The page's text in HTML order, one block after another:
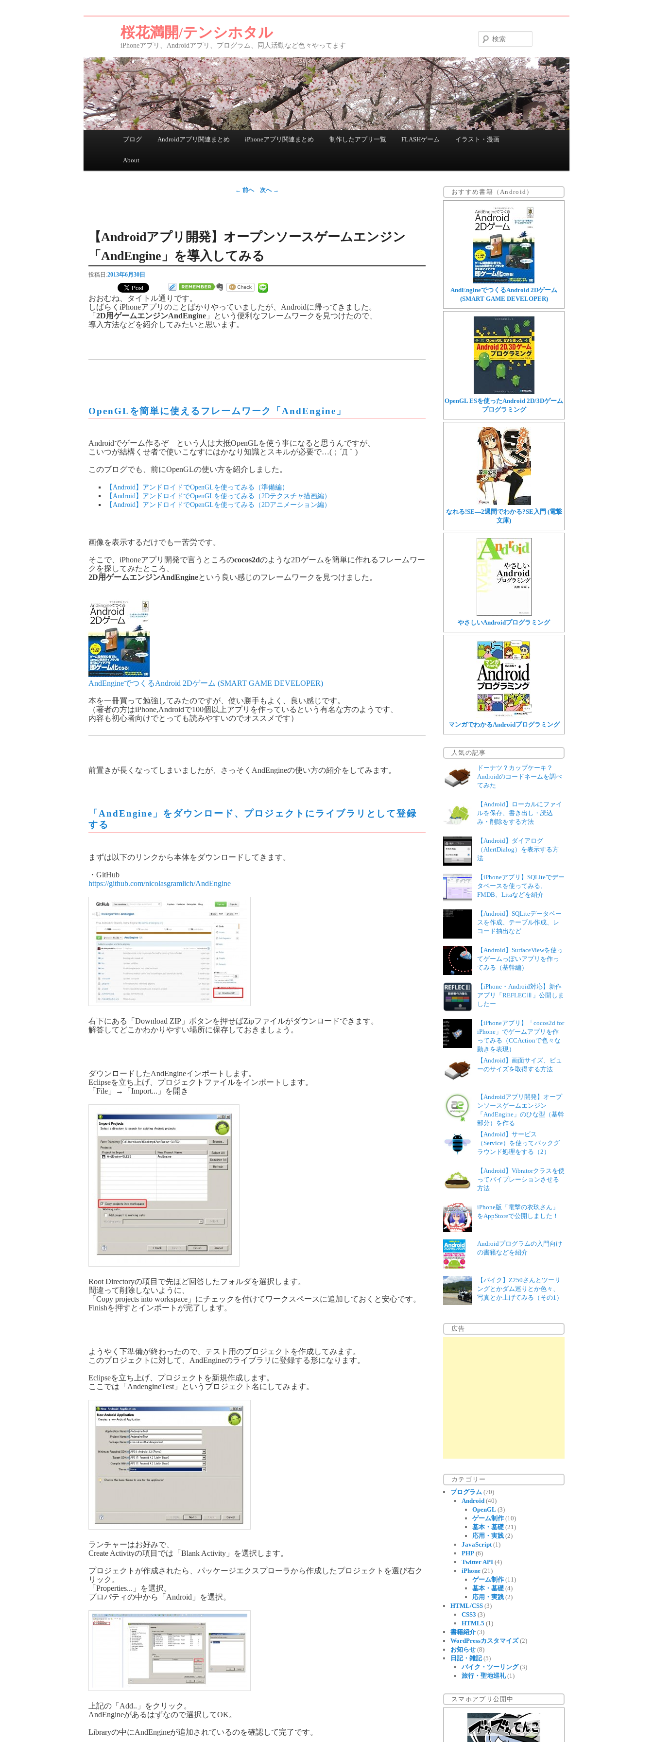
桜花満開/テンシホタル
iPhoneアプリ、Androidアプリ、プログラム、同人活動など色々やってます
メインメニュー
メインコンテンツへ移動
サブコンテンツへ移動
ブログ Androidアプリ関連まとめ iPhoneアプリ関連まとめ 制作したアプリ一覧 FLASHゲーム イラスト・漫画
About
← 前へ 次へ →
【Androidアプリ開発】オープンソースゲームエンジン
「AndEngine」を導入してみる
投稿日:2013年6月30日
おおむね、タイトル通りです。
しばらくiPhoneアプリのことばかりやっていましたが、Androidに帰ってきました。
「 2D用ゲームエンジンAndEngine 」という便利なフレームワークを見つけたので、
導入方法などを紹介してみたいと思います。
OpenGLを簡単に使えるフレームワーク「AndEngine」
Androidでゲーム作るぞ―という人は大抵OpenGLを使う事になると思うんですが、
こいつが結構くせ者で使いこなすにはかなり知識とスキルが必要で…(；´Д｀)
このブログでも、前にOpenGLの使い方を紹介しました。
【Android】アンドロイドでOpenGLを使ってみる（準備編）
【Android】アンドロイドでOpenGLを使ってみる（2Dテクスチャ描画編）
【Android】アンドロイドでOpenGLを使ってみる（2Dアニメーション編）
画像を表示するだけでも一苦労です。
そこで、iPhoneアプリ開発で言うところのcocos2dのような2Dゲームを簡単に作れるフレームワー
クを探してみたところ、
2D用ゲームエンジンAndEngineという良い感じのフレームワークを見つけました。
AndEngineでつくるAndroid 2Dゲーム (SMART GAME DEVELOPER)
本を一冊買って勉強してみたのですが、使い勝手もよく、良い感じです。
（著者の方はiPhone,Androidで100個以上アプリを作っているという有名な方のようです、
内容も初心者向けでとっても読みやすいのでオススメです）
前置きが長くなってしまいましたが、さっそくAndEngineの使い方の紹介をしてみます。
「AndEngine」をダウンロード、プロジェクトにライブラリとして登録
する
まずは以下のリンクから本体をダウンロードしてきます。
・GitHub
https://github.com/nicolasgramlich/AndEngine
右下にある「Download ZIP」ボタンを押せばZipファイルがダウンロードできます。
解答してどこかわかりやすい場所に保存しておきましょう。
ダウンロードしたAndEngineインポートします。
Eclipseを立ち上げ、プロジェクトファイルをインポートします。
「File」→「Import...」を開き
Root Directoryの項目で先ほど回答したフォルダを選択します。
間違って削除しないように、
「Copy projects into workspace」にチェックを付けてワークスペースに追加しておくと安心です。
Finishを押すとインポートが完了します。
ようやく下準備が終わったので、テスト用のプロジェクトを作成してみます。
このプロジェクトに対して、AndEngineのライブラリに登録する形になります。
Eclipseを立ち上げ、プロジェクトを新規作成します。
ここでは「AndengineTest」というプロジェクト名にしてみます。
ランチャーはお好みで、
Create Activityの項目では「Blank Activity」を選択します。
プロジェクトが作成されたら、パッケージエクスプローラから作成したプロジェクトを選び右ク
リック。
「Properties...」を選択。
プロパティの中から「Android」を選択。
上記の「Add..」をクリック。
AndEngineがあるはずなので選択してOK。
Libraryの中にAndEngineが追加されているのを確認して完了です。
おすすめ書籍（Android）
AndEngineでつくるAndroid 2Dゲーム
(SMART GAME DEVELOPER)
OpenGL ESを使ったAndroid 2D/3Dゲーム
プログラミング
なれる!SE―2週間でわかる?SE入門 (電撃
文庫)
やさしいAndroidプログラミング
マンガでわかるAndroidプログラミング
人気の記事
ドーナツ？カップケーキ？
Androidのコードネームを調べ
てみた
【Android】ローカルにファイ
ルを保存、書き出し・読込
み・削除をする方法
【Android】ダイアログ
（AlertDialog）を表示する方
法
【iPhoneアプリ】SQLiteでデー
タベースを使ってみる、
FMDB、Litaなどを紹介
【Android】SQLiteデータベー
スを作成、テーブル作成、レ
コード抽出など
【Android】SurfaceViewを使っ
てゲームっぽいアプリを作っ
てみる（基幹編）
【iPhone・Android対応】新作
アプリ「REFLECⅢ」公開しま
したー
【iPhoneアプリ】「cocos2d for
iPhone」でゲームアプリを作
ってみる（CCActionで色々な
動きを表現）
【Android】画面サイズ、ビュ
ーのサイズを取得する方法
【Androidアプリ開発】オープ
ンソースゲームエンジン
「AndEngine」のひな型（基幹
部分）を作る
【Android】サービス
（Service）を使ってバックグ
ラウンド処理をする（2）
【Android】Vibratorクラスを使
ってバイブレーションさせる
方法
iPhone版「電撃の衣玖さん」
をAppStoreで公開しました！
Androidプログラムの入門向け
の書籍などを紹介
【バイク】Z250さんとツーリ
ングとかダム巡りとか色々、
写真とか上げてみる（その1）
広告
カテゴリー
プログラム (70)
Android(40)
OpenGL (3)
ゲーム制作 (10)
基本・基礎 (21)
応用・実践 (2)
JavaScript(1)
PHP(6)
Twitter API(4)
iPhone(21)
ゲーム制作 (11)
基本・基礎 (4)
応用・実践 (2)
HTML/CSS (3)
CSS3 (3)
HTML5 (1)
書籍紹介 (3)
WordPressカスタマイズ(2)
お知らせ (8)
日記・雑記(5)
バイク・ツーリング(3)
旅行・聖地巡礼(1)
スマホアプリ公開中